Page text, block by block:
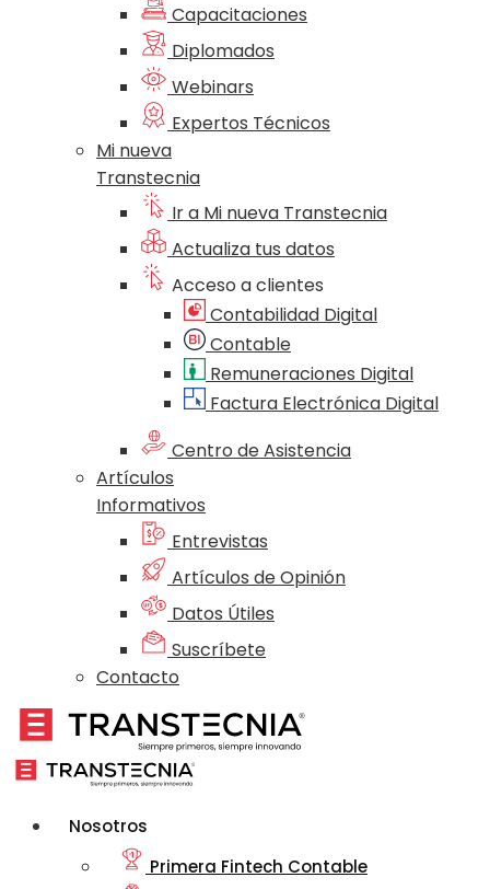
Capacitaciones
Diplomados
Webinars
Expertos Técnicos
Mi nueva
Transtecnia
Ir a Mi nueva Transtecnia
Actualiza tus datos
Acceso a clientes
Contabilidad Digital
Contable
Remuneraciones Digital
Factura Electrónica Digital
Centro de Asistencia
Artículos
Informativos
Entrevistas
Artículos de Opinión
Datos Útiles
Suscríbete
Contacto
Nosotros
Primera Fintech Contable